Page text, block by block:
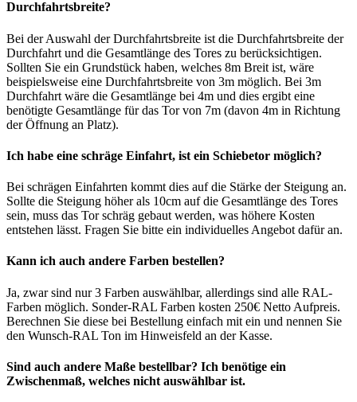
Durchfahrtsbreite?
Bei der Auswahl der Durchfahrtsbreite ist die Durchfahrtsbreite der
Durchfahrt und die Gesamtlänge des Tores zu berücksichtigen.
Sollten Sie ein Grundstück haben, welches 8m Breit ist, wäre
beispielsweise eine Durchfahrtsbreite von 3m möglich. Bei 3m
Durchfahrt wäre die Gesamtlänge bei 4m und dies ergibt eine
benötigte Gesamtlänge für das Tor von 7m (davon 4m in Richtung
der Öffnung an Platz).
Ich habe eine schräge Einfahrt, ist ein Schiebetor möglich?
Bei schrägen Einfahrten kommt dies auf die Stärke der Steigung an.
Sollte die Steigung höher als 10cm auf die Gesamtlänge des Tores
sein, muss das Tor schräg gebaut werden, was höhere Kosten
entstehen lässt. Fragen Sie bitte ein individuelles Angebot dafür an.
Kann ich auch andere Farben bestellen?
Ja, zwar sind nur 3 Farben auswählbar, allerdings sind alle RAL-
Farben möglich. Sonder-RAL Farben kosten 250€ Netto Aufpreis.
Berechnen Sie diese bei Bestellung einfach mit ein und nennen Sie
den Wunsch-RAL Ton im Hinweisfeld an der Kasse.
Sind auch andere Maße bestellbar? Ich benötige ein
Zwischenmaß, welches nicht auswählbar ist.